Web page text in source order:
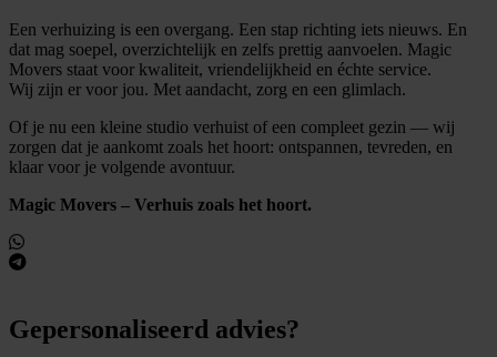
Een verhuizing is een overgang. Een stap richting iets nieuws. En
dat mag soepel, overzichtelijk en zelfs prettig aanvoelen. Magic
Movers staat voor kwaliteit, vriendelijkheid en échte service.
Wij zijn er voor jou. Met aandacht, zorg en een glimlach.
Of je nu een kleine studio verhuist of een compleet gezin — wij
zorgen dat je aankomt zoals het hoort: ontspannen, tevreden, en
klaar voor je volgende avontuur.
Magic Movers – Verhuis zoals het hoort.
Gepersonaliseerd advies?